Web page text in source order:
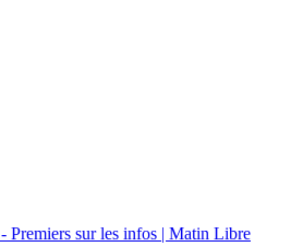
Premiers sur les infos | Matin Libre